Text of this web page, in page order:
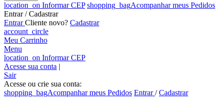
location_on Informar CEP shopping_bagAcompanhar meus Pedidos
Entrar / Cadastrar
EntrarCliente novo? Cadastrar
account_circle
Meu Carrinho
Menu
location_on Informar CEP
Acesse sua conta |
Sair
Acesse ou crie sua conta:
shopping_bagAcompanhar meus Pedidos Entrar/Cadastrar